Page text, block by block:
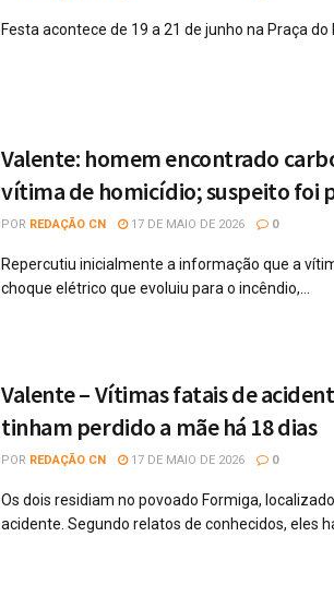
Festa acontece de 19 a 21 de junho na Praça do
Valente: homem encontrado
vítima de homicídio; suspeito foi
POR REDAÇÃO CN 17 DE MAIO DE 2026 0
Repercutiu inicialmente a informação que a
choque elétrico que evoluiu para o incêndio,...
Valente – Vítimas fatais de
tinham perdido a mãe há 18 dias
POR REDAÇÃO CN 17 DE MAIO DE 2026 0
Os dois residiam no povoado Formiga,
acidente. Segundo relatos de conhecidos, eles